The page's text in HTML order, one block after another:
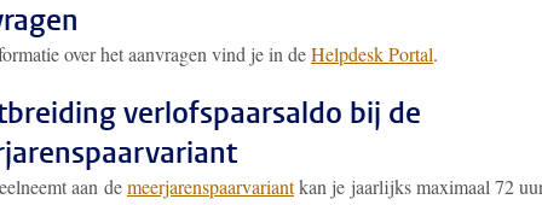
over het aanvragen vind je in deHelpdesk Portal.
verlofspaarsaldo bij de
aan demeerjarenspaarvariantkan je jaarlijks maximaal 72